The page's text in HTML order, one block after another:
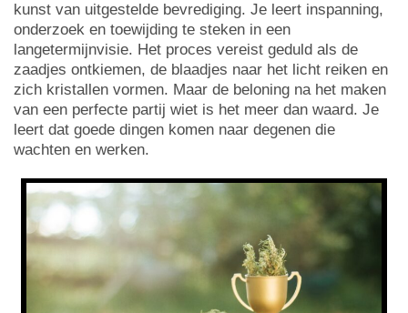
kunst van uitgestelde bevrediging. Je leert inspanning,
onderzoek en toewijding te steken in een
langetermijnvisie. Het proces vereist geduld als de
zaadjes ontkiemen, de blaadjes naar het licht reiken en
zich kristallen vormen. Maar de beloning na het maken
van een perfecte partij wiet is het meer dan waard. Je
leert dat goede dingen komen naar degenen die
wachten en werken.